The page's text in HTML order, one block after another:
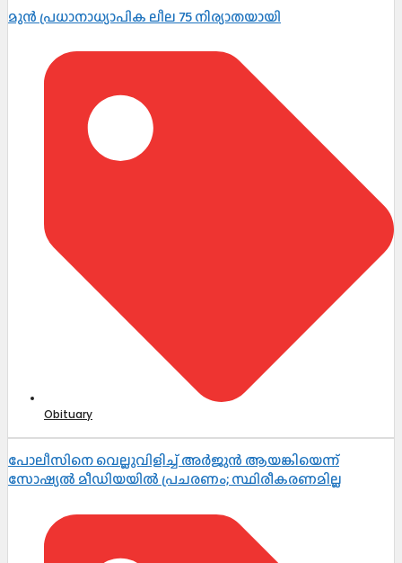
മുൻ പ്രധാനാധ്യാപിക ലീല 75 നിര്യാതയായി
Obituary
പോലീസിനെ വെല്ലുവിളിച്ച് അർജുൻ ആയങ്കിയെന്ന്
സോഷ്യൽ മീഡിയയിൽ പ്രചരണം; സ്ഥിരീകരണമില്ല